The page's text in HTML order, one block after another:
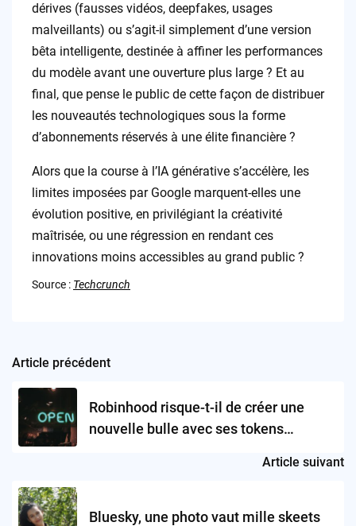
dérives (fausses vidéos, deepfakes, usages
malveillants) ou s’agit-il simplement d’une version
bêta intelligente, destinée à affiner les performances
du modèle avant une ouverture plus large ? Et au
final, que pense le public de cette façon de distribuer
les nouveautés technologiques sous la forme
d’abonnements réservés à une élite financière ?
Alors que la course à l’IA générative s’accélère, les
limites imposées par Google marquent-elles une
évolution positive, en privilégiant la créativité
maîtrisée, ou une régression en rendant ces
innovations moins accessibles au grand public ?
Source : Techcrunch
Post
navigation
Article précédent
Robinhood risque-t-il de créer une
nouvelle bulle avec ses tokens
Article suivant
Bluesky, une photo vaut mille skeets